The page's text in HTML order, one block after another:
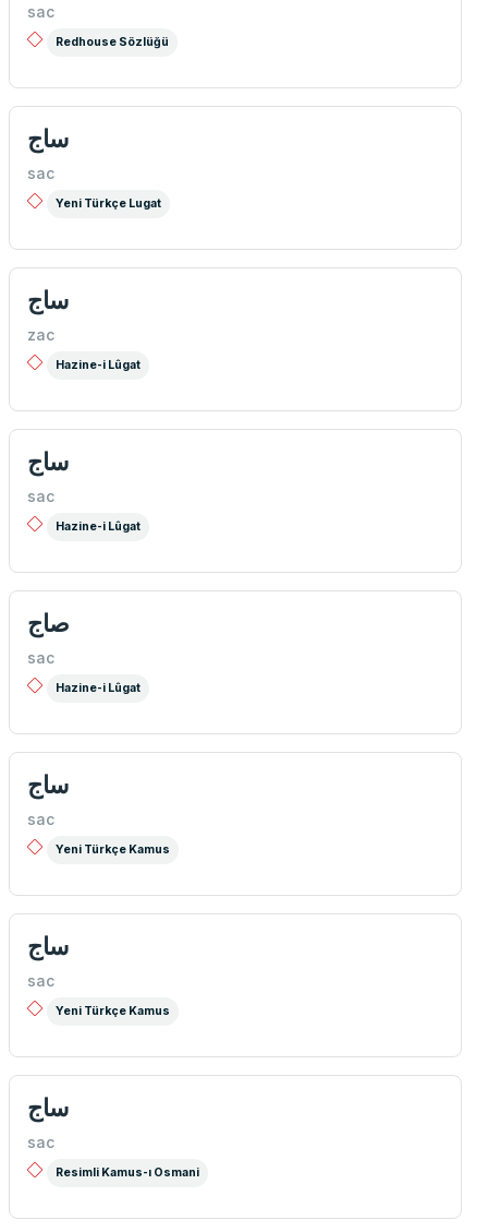
sac
Redhouse Sözlüğü
ساج
sac
Yeni Türkçe Lugat
ساج
zac
Hazine-i Lûgat
ساج
sac
Hazine-i Lûgat
صاج
sac
Hazine-i Lûgat
ساج
sac
Yeni Türkçe Kamus
ساج
sac
Yeni Türkçe Kamus
ساج
sac
Resimli Kamus-ı Osmani